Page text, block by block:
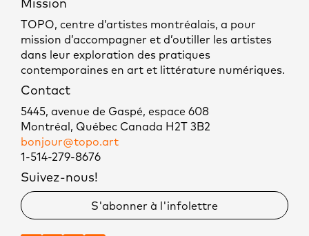
Mission
TOPO, centre d’artistes montréalais, a pour
mission d’accompagner et d’outiller les artistes
dans leur exploration des pratiques
contemporaines en art et littérature numériques.
Contact
5445, avenue de Gaspé, espace 608
Montréal, Québec Canada H2T 3B2
bonjour@topo.art
1-514-279-8676
Suivez-nous!
S'abonner à l'infolettre